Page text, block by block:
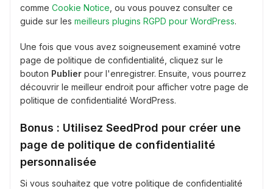
comme Cookie Notice , ou vous pouvez consulter ce
guide sur les meilleurs plugins RGPD pour WordPress.
Une fois que vous avez soigneusement examiné votre
page de politique de confidentialité, cliquez sur le
bouton Publier pour l'enregistrer. Ensuite, vous pourrez
découvrir le meilleur endroit pour afficher votre page de
politique de confidentialité WordPress.
Bonus : Utilisez SeedProd pour créer une
page de politique de confidentialité
personnalisée
Si vous souhaitez que votre politique de confidentialité